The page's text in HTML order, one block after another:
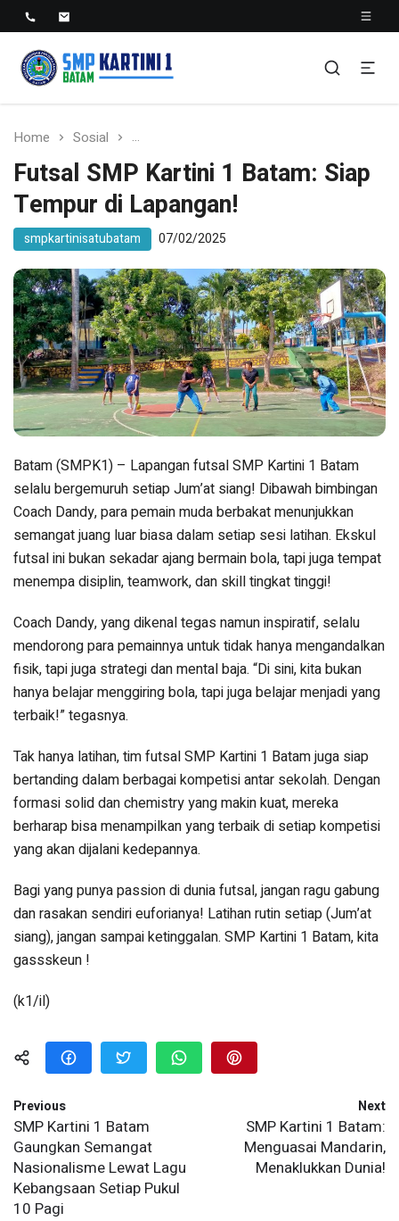
Home Sosial Futsal SMP Kartini 1 Batam: Siap Tempur
Futsal SMP Kartini 1 Batam: Siap
Tempur di Lapangan!
smpkartinisatubatam 07/02/2025
Batam (SMPK1) – Lapangan futsal SMP Kartini 1 Batam
selalu bergemuruh setiap Jum’at siang! Dibawah bimbingan
Coach Dandy, para pemain muda berbakat menunjukkan
semangat juang luar biasa dalam setiap sesi latihan. Ekskul
futsal ini bukan sekadar ajang bermain bola, tapi juga tempat
menempa disiplin, teamwork, dan skill tingkat tinggi!
Coach Dandy, yang dikenal tegas namun inspiratif, selalu
mendorong para pemainnya untuk tidak hanya mengandalkan
fisik, tapi juga strategi dan mental baja. “Di sini, kita bukan
hanya belajar menggiring bola, tapi juga belajar menjadi yang
terbaik!” tegasnya.
Tak hanya latihan, tim futsal SMP Kartini 1 Batam juga siap
bertanding dalam berbagai kompetisi antar sekolah. Dengan
formasi solid dan chemistry yang makin kuat, mereka
berharap bisa menampilkan yang terbaik di setiap kompetisi
yang akan dijalani kedepannya.
Bagi yang punya passion di dunia futsal, jangan ragu gabung
dan rasakan sendiri euforianya! Latihan rutin setiap (Jum’at
siang), jangan sampai ketinggalan. SMP Kartini 1 Batam, kita
gassskeun !
(k1/il)
Previous
SMP Kartini 1 Batam
Gaungkan Semangat
Nasionalisme Lewat Lagu
Kebangsaan Setiap Pukul
10 Pagi
Next
SMP Kartini 1 Batam:
Menguasai Mandarin,
Menaklukkan Dunia!